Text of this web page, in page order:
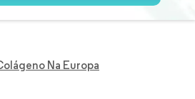
Na Europa